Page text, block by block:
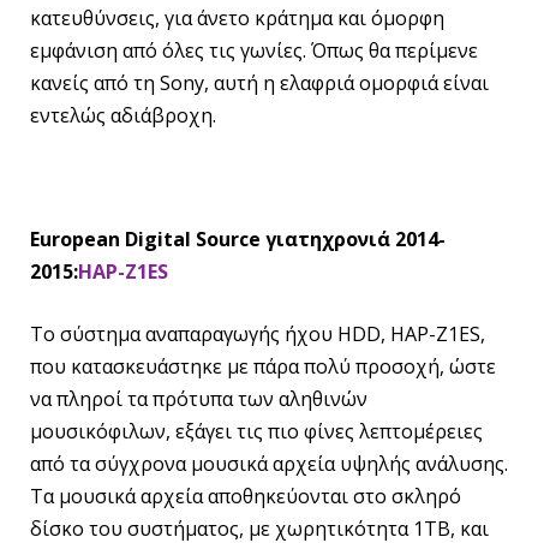
κατευθύνσεις, για άνετο κράτημα και όμορφη
εμφάνιση από όλες τις γωνίες. Όπως θα περίμενε
κανείς από τη Sony, αυτή η ελαφριά ομορφιά είναι
εντελώς αδιάβροχη.
European Digital Source γιατηχρονιά 2014-
2015:HAP-Z1ES
Το σύστημα αναπαραγωγής ήχου HDD, HAP-Z1ES,
που κατασκευάστηκε με πάρα πολύ προσοχή, ώστε
να πληροί τα πρότυπα των αληθινών
μουσικόφιλων, εξάγει τις πιο φίνες λεπτομέρειες
από τα σύγχρονα μουσικά αρχεία υψηλής ανάλυσης.
Τα μουσικά αρχεία αποθηκεύονται στο σκληρό
δίσκο του συστήματος, με χωρητικότητα 1TB, και